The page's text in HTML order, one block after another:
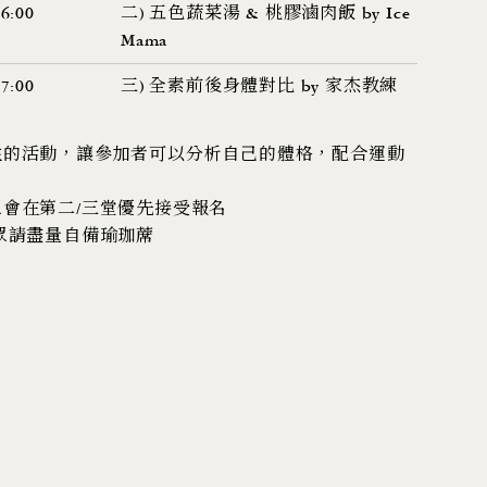
二) 五色蔬菜湯 & 桃膠滷肉飯 by Ice
Mama
三) 全素前後身體對比 by 家杰教練
活動，讓參加者可以分析自己的體格，配合運動
在第二/三堂優先接受報名
盡量自備瑜珈蓆